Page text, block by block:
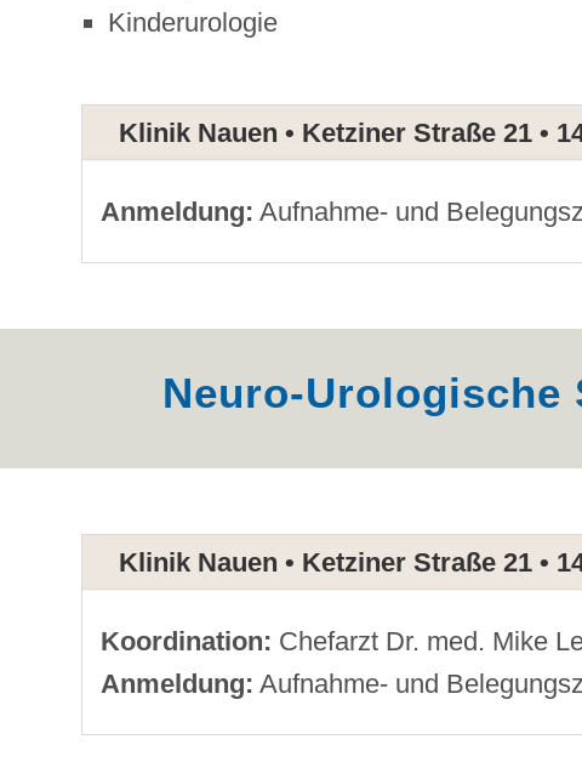
Kinderurologie
Klinik Nauen • Ketziner Straße 21 •
Anmeldung: Aufnahme- und
Neuro-Urologische
Klinik Nauen • Ketziner Straße 21 •
Koordination: Chefarzt Dr. med. Mike
Anmeldung: Aufnahme- und